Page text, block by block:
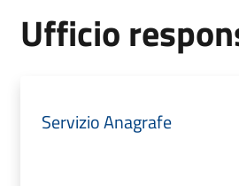
Ufficio
Servizio Anagrafe